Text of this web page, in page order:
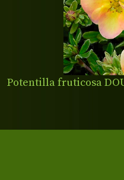
Potentilla fruticosa